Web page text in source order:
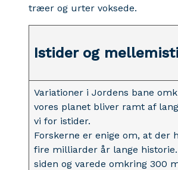
træer og urter voksede.
Istider og
Variationer i Jordens bane
vores planet bliver ramt af
vi for istider.
Forskerne er enige om, at
fire milliarder år lange
siden og varede omkring 300